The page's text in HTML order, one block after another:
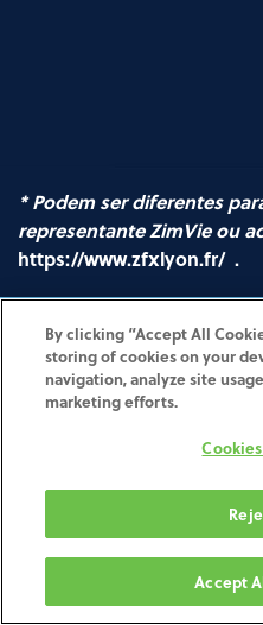
* Podem ser diferentes
representante ZimVie ou
https://www.zfxlyon.fr/ .
By clicking “Accept All
storing of cookies on your
navigation, analyze site
marketing efforts.
Accept